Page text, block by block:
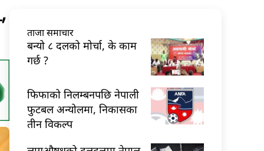
ताजा समाचार
बन्यो ८ दलको मोर्चा, के काम
गर्छ ?
फिफाको निलम्बनपछि नेपाली
फुटबल अन्योलमा, निकासका
तीन विकल्प